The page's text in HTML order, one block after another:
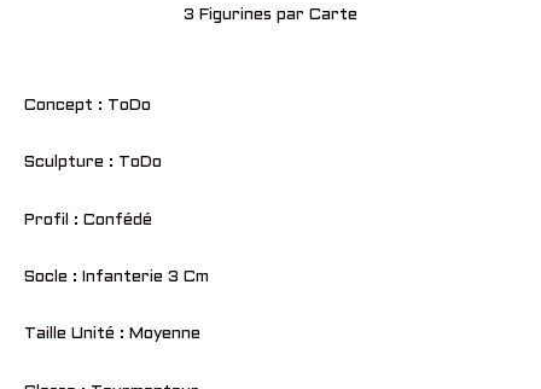
3 Figurines par Carte
Concept : ToDo
Sculpture : ToDo
Profil : Confédé
Socle : Infanterie 3 Cm
Taille Unité : Moyenne